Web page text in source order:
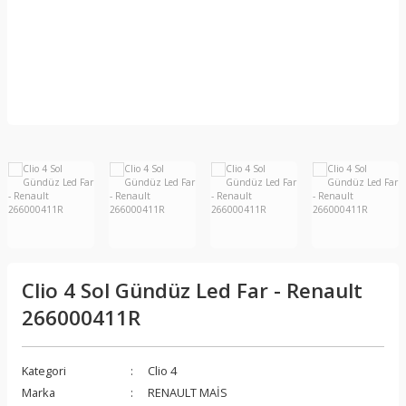
Clio 4 Sol Gündüz Led Far - Renault
266000411R
Kategori
Clio 4
Marka
RENAULT MAİS